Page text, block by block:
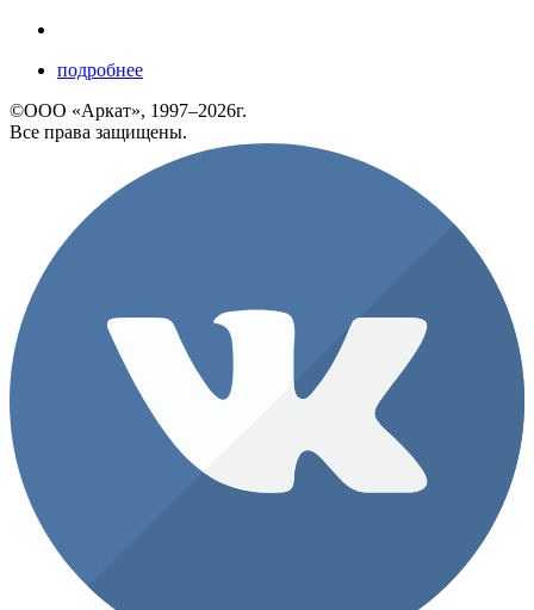
подробнее
©ООО «Аркат», 1997–2026г.
Все права защищены.